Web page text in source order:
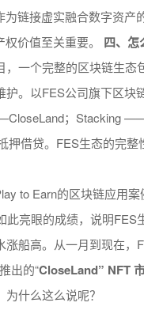
链接虚实融合数字资
价值至关重要。 四、
，一个完整的区块链生
。以FES公司旗下区
；Stacking
借贷。FES生态的完整
to Earn的区块链应用
此亮眼的成绩，说明
船高。从一月到现在，
出的“CloseLand” NFT
什么这么说呢？